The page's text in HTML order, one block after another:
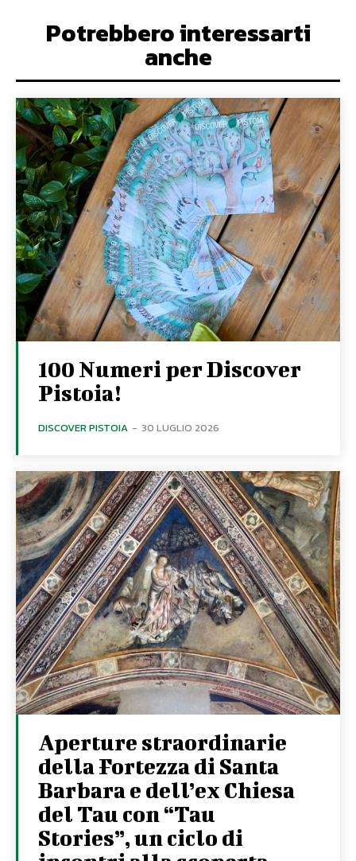
Potrebbero interessarti
anche
100 Numeri per Discover
Pistoia!
DISCOVER PISTOIA - 30 LUGLIO 2026
Aperture straordinarie
della Fortezza di Santa
Barbara e dell’ex Chiesa
del Tau con “Tau
Stories”, un ciclo di